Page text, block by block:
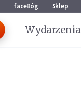
faceBóg Sklep
Wydarzenia